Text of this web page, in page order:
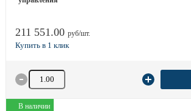
211 551.00 руб/шт.
Количество товара
В наличии